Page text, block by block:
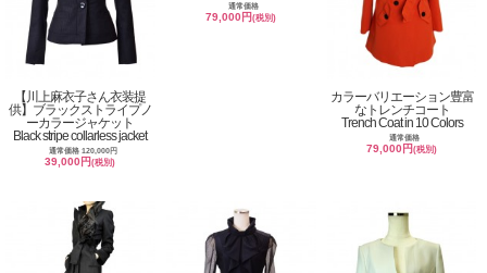
【川上麻衣子さん衣装提
供】ブラックストライプノ
ーカラージャケット
Black stripe collarless jacket
通常価格 120,000円
39,000円(税別)
通常価格
79,000円(税別)
カラーバリエーション豊富
なトレンチコート
Trench Coat in 10 Colors
通常価格
79,000円(税別)